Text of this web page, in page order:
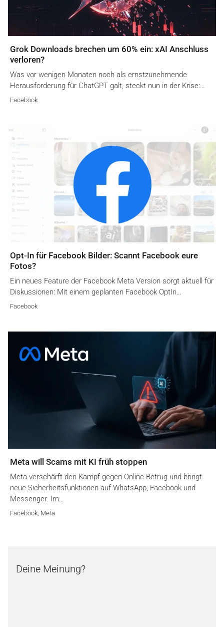
Grok Downloads brechen um 60% ein: xAI Anschluss
verloren?
Was vor wenigen Monaten noch als ernstzunehmende
Herausforderung für ChatGPT galt, steckt nun in der Krise:…
Facebook
Opt-In für Facebook Bilder: Scannt Facebook eure
Fotos?
Ein neues Feature der Facebook Meta Version sorgt aktuell für
Diskussionen: Mit einem geplanten Facebook OptIn…
Facebook
Meta will Scams mit KI früh stoppen
Meta verschärft den Kampf gegen Online-Betrug und bringt
neue Sicherheitsfunktionen auf WhatsApp, Facebook und
Messenger. Im…
Facebook Meta
Deine Meinung?